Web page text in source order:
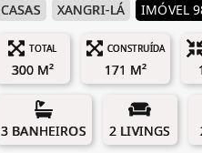
CASAS XANGRI-LÁ IMÓVEL
TOTAL
300 M²
CONSTRUÍDA
171 M²
3 BANHEIROS 2 LIVINGS